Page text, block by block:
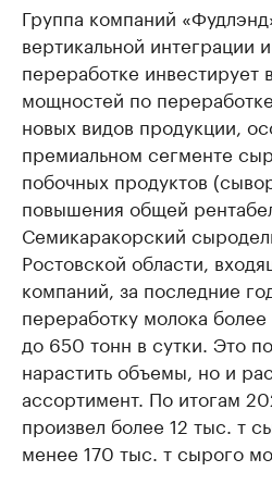
Группа компаний
вертикальной интеграции
переработке инвестирует
мощностей по
новых видов продукции,
премиальном сегменте
побочных продуктов
повышения общей
Семикаракорский
Ростовской области,
компаний, за последние
переработку молока
до 650 тонн в сутки. Это
нарастить объемы, но и
ассортимент. По итогам
произвел более 12 тыс. т
менее 170 тыс. т сырого